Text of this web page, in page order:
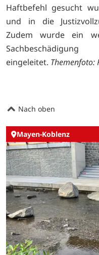
Haftbefehl gesucht
und in die
Zudem wurde ein
eingeleitet. Themenfoto:
Nach oben
Mayen-Koblenz